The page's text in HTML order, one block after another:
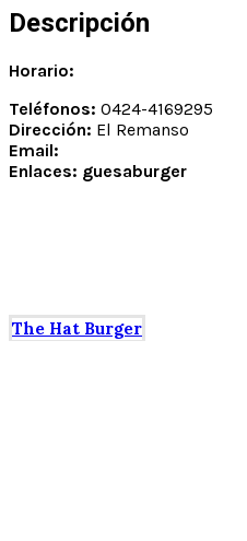
Descripción
Horario:
Teléfonos: 0424-4169295
Dirección: El Remanso
Email:
Enlaces: guesaburger
The Hat Burger